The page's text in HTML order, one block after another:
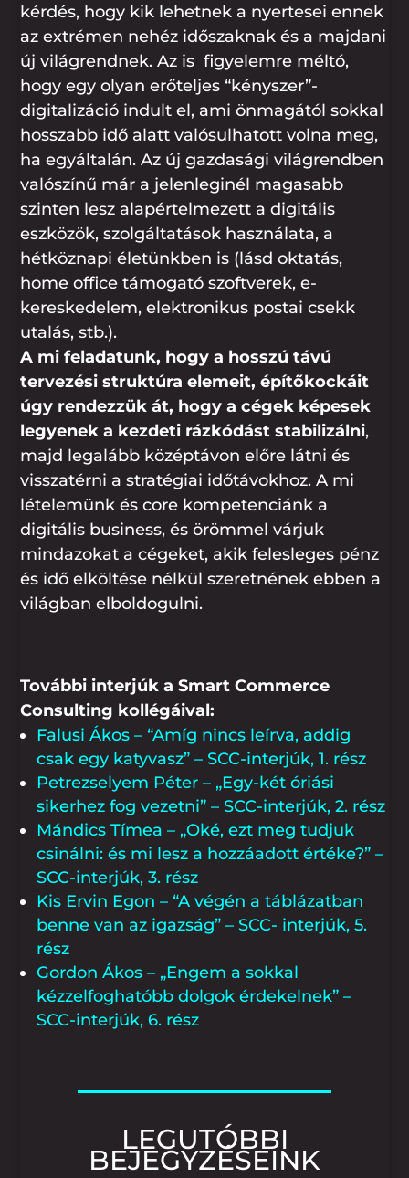
kérdés, hogy kik lehetnek a nyertesei ennek
az extrémen nehéz időszaknak és a majdani
új világrendnek. Az is figyelemre méltó,
hogy egy olyan erőteljes “kényszer”-
digitalizáció indult el, ami önmagától sokkal
hosszabb idő alatt valósulhatott volna meg,
ha egyáltalán. Az új gazdasági világrendben
valószínű már a jelenleginél magasabb
szinten lesz alapértelmezett a digitális
eszközök, szolgáltatások használata, a
hétköznapi életünkben is (lásd oktatás,
home office támogató szoftverek, e-
kereskedelem, elektronikus postai csekk
utalás, stb.).
A mi feladatunk, hogy a hosszú távú
tervezési struktúra elemeit, építőkockáit
úgy rendezzük át, hogy a cégek képesek
legyenek a kezdeti rázkódást stabilizálni,
majd legalább középtávon előre látni és
visszatérni a stratégiai időtávokhoz. A mi
lételemünk és core kompetenciánk a
digitális business, és örömmel várjuk
mindazokat a cégeket, akik felesleges pénz
és idő elköltése nélkül szeretnének ebben a
világban elboldogulni.
További interjúk a Smart Commerce
Consulting kollégáival:
Falusi Ákos – “Amíg nincs leírva, addig
csak egy katyvasz” – SCC-interjúk, 1. rész
Petrezselyem Péter – „Egy-két óriási
sikerhez fog vezetni” – SCC-interjúk, 2. rész
Mándics Tímea – „Oké, ezt meg tudjuk
csinálni: és mi lesz a hozzáadott értéke?” –
SCC-interjúk, 3. rész
Kis Ervin Egon – “A végén a táblázatban
benne van az igazság” – SCC- interjúk, 5.
rész
Gordon Ákos – „Engem a sokkal
kézzelfoghatóbb dolgok érdekelnek” –
SCC-interjúk, 6. rész
LEGUTÓBBI
BEJEGYZÉSEINK